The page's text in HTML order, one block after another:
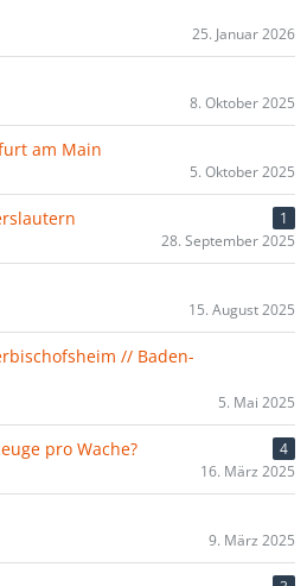
25. Januar 2026
8. Oktober 2025
am Main
5. Oktober 2025
1
28. September 2025
15. August 2025
// Baden-
5. Mai 2025
pro Wache?
4
16. März 2025
9. März 2025